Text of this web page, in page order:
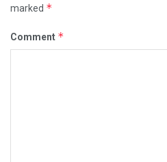
marked *
Comment *